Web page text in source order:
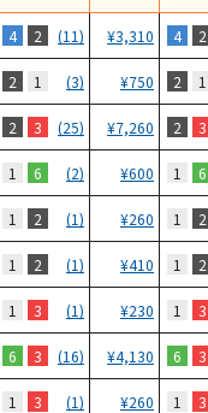
4 2 (11) ¥3,310 4 2
2 1 (3) ¥750 2 1
2 3 (25) ¥7,260 2 3
1 6 (2) ¥600 1 6
1 2 (1) ¥260 1 2
1 2 (1) ¥410 1 2
1 3 (1) ¥230 1 3
6 3 (16) ¥4,130 6 3
1 3 (1) ¥260 1 3